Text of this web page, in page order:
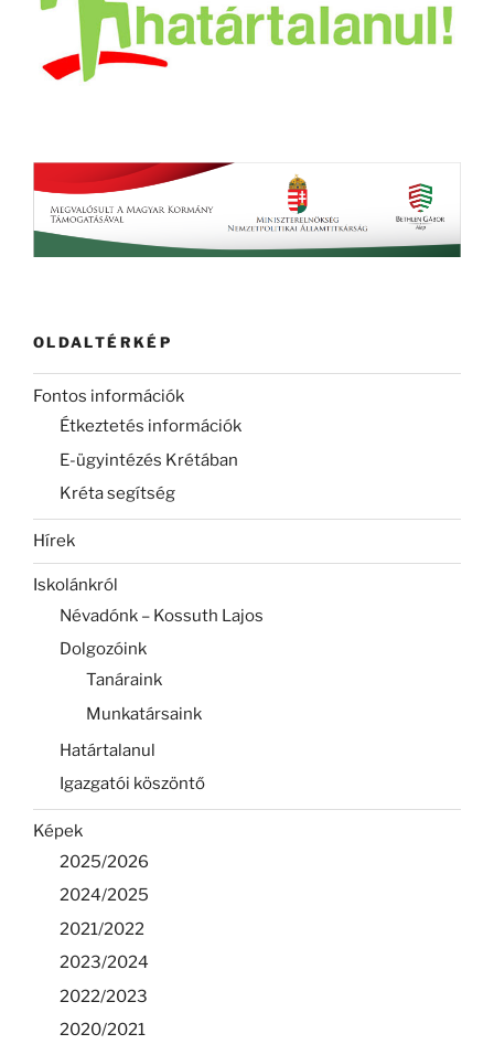
OLDALTÉRKÉP
Fontos információk
Étkeztetés információk
E-ügyintézés Krétában
Kréta segítség
Hírek
Iskolánkról
Névadónk – Kossuth Lajos
Dolgozóink
Tanáraink
Munkatársaink
Határtalanul
Igazgatói köszöntő
Képek
2025/2026
2024/2025
2021/2022
2023/2024
2022/2023
2020/2021